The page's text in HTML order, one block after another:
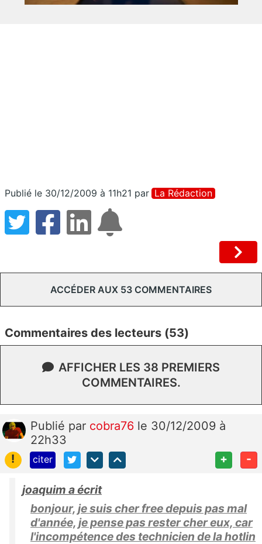
Publié le 30/12/2009 à 11h21 par La Rédaction
ACCÉDER AUX 53 COMMENTAIRES
Commentaires des lecteurs (53)
AFFICHER LES 38 PREMIERS
COMMENTAIRES.
Publié par cobra76 le 30/12/2009 à
22h33
!
citer + -
joaquim a écrit
bonjour, je suis cher free depuis pas mal
d'année, je pense pas rester cher eux, car
l'incompétence des technicien de la hotlin